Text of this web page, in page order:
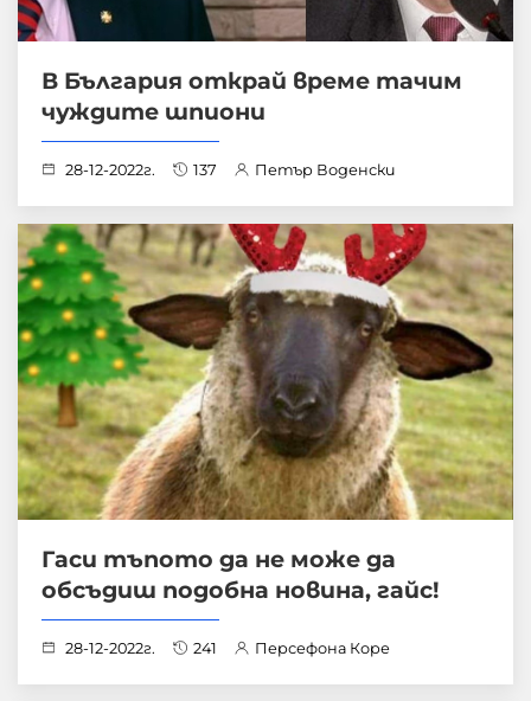
В България открай време тачим
чуждите шпиони
28-12-2022г. 137 Петър Воденски
Гаси тъпото да не може да
обсъдиш подобна новина, гайс!
28-12-2022г. 241 Персефона Коре